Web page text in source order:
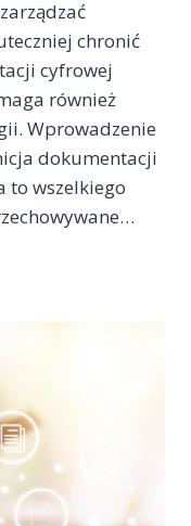
chronić
cyfrowej
również
Wprowadzenie
dokumentacji
to wszelkiego